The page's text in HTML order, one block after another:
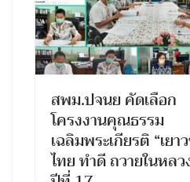
สพม.ปจนย คัดเลือก
โครงงานคุณธรรม
เฉลิมพระเกียรติ “เยา
ไทย ทำดี ถวายในหลว